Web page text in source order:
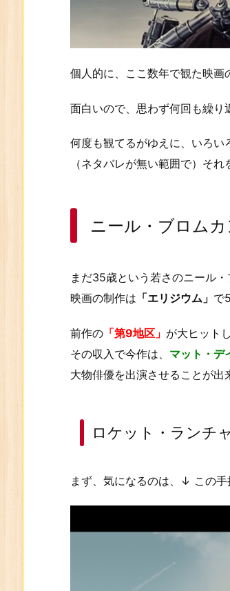
個人的に、ここ数年で観た映画
面白いので、思わず何回も繰り
何度も観てるがゆえに、いろい
（ネタバレが無い範囲で）それ
ニール・ブロム
まだ35歳という若さのニール・
映画の制作は 「エリジウム」 で
前作の 「第9地区」 が大ヒット
その収入で今作は、 マット・デ
大物俳優を出演させることが出
ロケット・ランチ
まず、気になるのは、↓ この